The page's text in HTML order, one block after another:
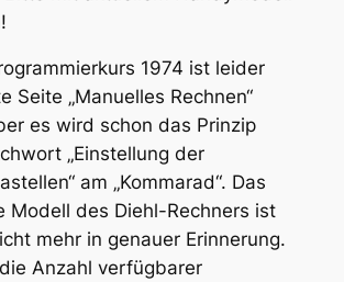
1974 ist leider
Seite „Manuelles Rechnen“
es wird schon das Prinzip
„Einstellung der
am „Kommarad“. Das
Modell des Diehl-Rechners ist
mehr in genauer Erinnerung.
Anzahl verfügbarer